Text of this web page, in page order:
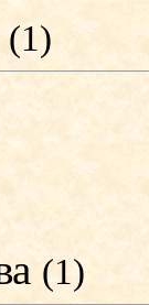
(1)
(1)